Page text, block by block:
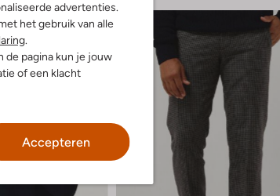
advertenties.
het gebruik van alle
.
de pagina kun je jouw
of een klacht
Accepteren